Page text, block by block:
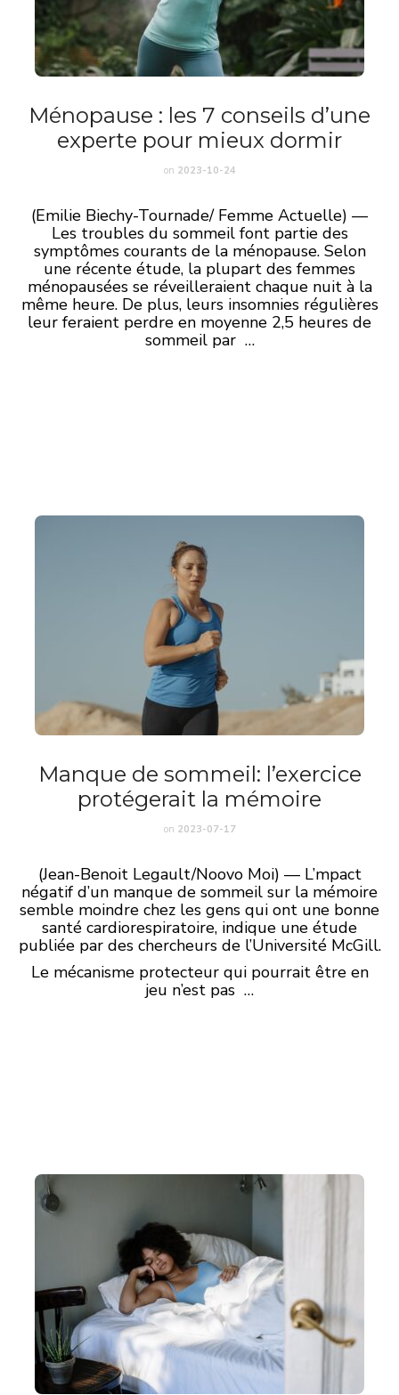
Ménopause : les 7 conseils d’une
experte pour mieux dormir
on 2023-10-24
(Emilie Biechy-Tournade/ Femme Actuelle) —
Les troubles du sommeil font partie des
symptômes courants de la ménopause. Selon
une récente étude, la plupart des femmes
ménopausées se réveilleraient chaque nuit à la
même heure. De plus, leurs insomnies régulières
leur feraient perdre en moyenne 2,5 heures de
sommeil par …
Manque de sommeil: l’exercice
protégerait la mémoire
on 2023-07-17
(Jean-Benoit Legault/Noovo Moi) — L’mpact
négatif d’un manque de sommeil sur la mémoire
semble moindre chez les gens qui ont une bonne
santé cardiorespiratoire, indique une étude
publiée par des chercheurs de l’Université McGill.
Le mécanisme protecteur qui pourrait être en
jeu n’est pas …